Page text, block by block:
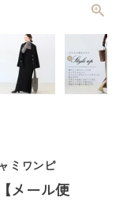
ミワンピ
メール便